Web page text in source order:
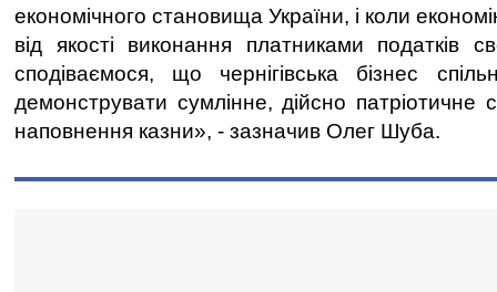
економічного становища України, і коли
від якості виконання платниками податків
сподіваємося, що чернігівська бізнес
демонструвати сумлінне, дійсно патріотичне
наповнення казни», - зазначив Олег Шуба.